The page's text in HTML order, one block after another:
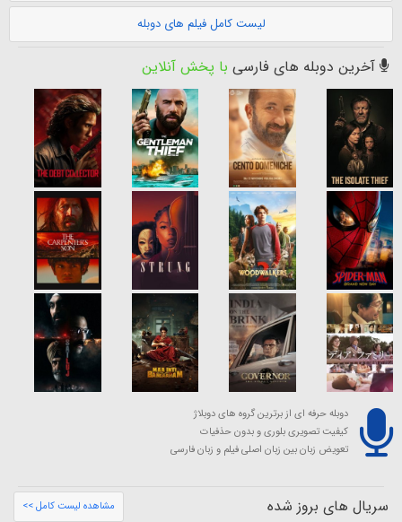
لیست کامل فیلم های دوبله
آخرین دوبله های فارسی با پخش آنلاین
دوبله حرفه ای از برترین گروه های دوبلاژ
کیفیت تصویری بلوری و بدون حذفیات
تعویض زبان بین زبان اصلی فیلم و زبان فارسی
سریال های بروز شده مشاهده لیست کامل >>